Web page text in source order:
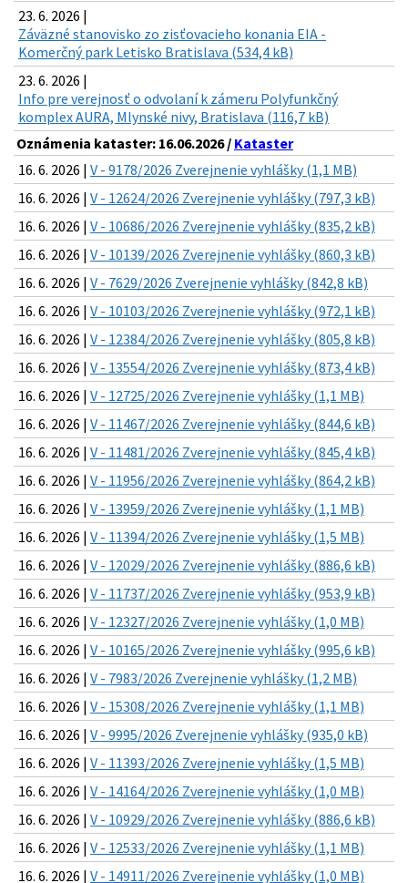
23. 6. 2026 |
Záväzné stanovisko zo zisťovacieho konania EIA -
Komerčný park Letisko Bratislava (534,4 kB)
23. 6. 2026 |
Info pre verejnosť o odvolaní k zámeru Polyfunkčný
komplex AURA, Mlynské nivy, Bratislava (116,7 kB)
Oznámenia kataster: 16.06.2026 / Kataster
16. 6. 2026 | V - 9178/2026 Zverejnenie vyhlášky (1,1 MB)
16. 6. 2026 | V - 12624/2026 Zverejnenie vyhlášky (797,3 kB)
16. 6. 2026 | V - 10686/2026 Zverejnenie vyhlášky (835,2 kB)
16. 6. 2026 | V - 10139/2026 Zverejnenie vyhlášky (860,3 kB)
16. 6. 2026 | V - 7629/2026 Zverejnenie vyhlášky (842,8 kB)
16. 6. 2026 | V - 10103/2026 Zverejnenie vyhlášky (972,1 kB)
16. 6. 2026 | V - 12384/2026 Zverejnenie vyhlášky (805,8 kB)
16. 6. 2026 | V - 13554/2026 Zverejnenie vyhlášky (873,4 kB)
16. 6. 2026 | V - 12725/2026 Zverejnenie vyhlášky (1,1 MB)
16. 6. 2026 | V - 11467/2026 Zverejnenie vyhlášky (844,6 kB)
16. 6. 2026 | V - 11481/2026 Zverejnenie vyhlášky (845,4 kB)
16. 6. 2026 | V - 11956/2026 Zverejnenie vyhlášky (864,2 kB)
16. 6. 2026 | V - 13959/2026 Zverejnenie vyhlášky (1,1 MB)
16. 6. 2026 | V - 11394/2026 Zverejnenie vyhlášky (1,5 MB)
16. 6. 2026 | V - 12029/2026 Zverejnenie vyhlášky (886,6 kB)
16. 6. 2026 | V - 11737/2026 Zverejnenie vyhlášky (953,9 kB)
16. 6. 2026 | V - 12327/2026 Zverejnenie vyhlášky (1,0 MB)
16. 6. 2026 | V - 10165/2026 Zverejnenie vyhlášky (995,6 kB)
16. 6. 2026 | V - 7983/2026 Zverejnenie vyhlášky (1,2 MB)
16. 6. 2026 | V - 15308/2026 Zverejnenie vyhlášky (1,1 MB)
16. 6. 2026 | V - 9995/2026 Zverejnenie vyhlášky (935,0 kB)
16. 6. 2026 | V - 11393/2026 Zverejnenie vyhlášky (1,5 MB)
16. 6. 2026 | V - 14164/2026 Zverejnenie vyhlášky (1,0 MB)
16. 6. 2026 | V - 10929/2026 Zverejnenie vyhlášky (886,6 kB)
16. 6. 2026 | V - 12533/2026 Zverejnenie vyhlášky (1,1 MB)
16. 6. 2026 | V - 14911/2026 Zverejnenie vyhlášky (1,0 MB)